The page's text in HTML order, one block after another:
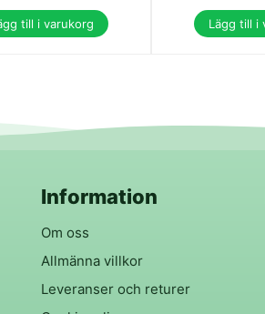
till i varukorg Lägg till i
Information
Om oss
Allmänna villkor
Leveranser och returer